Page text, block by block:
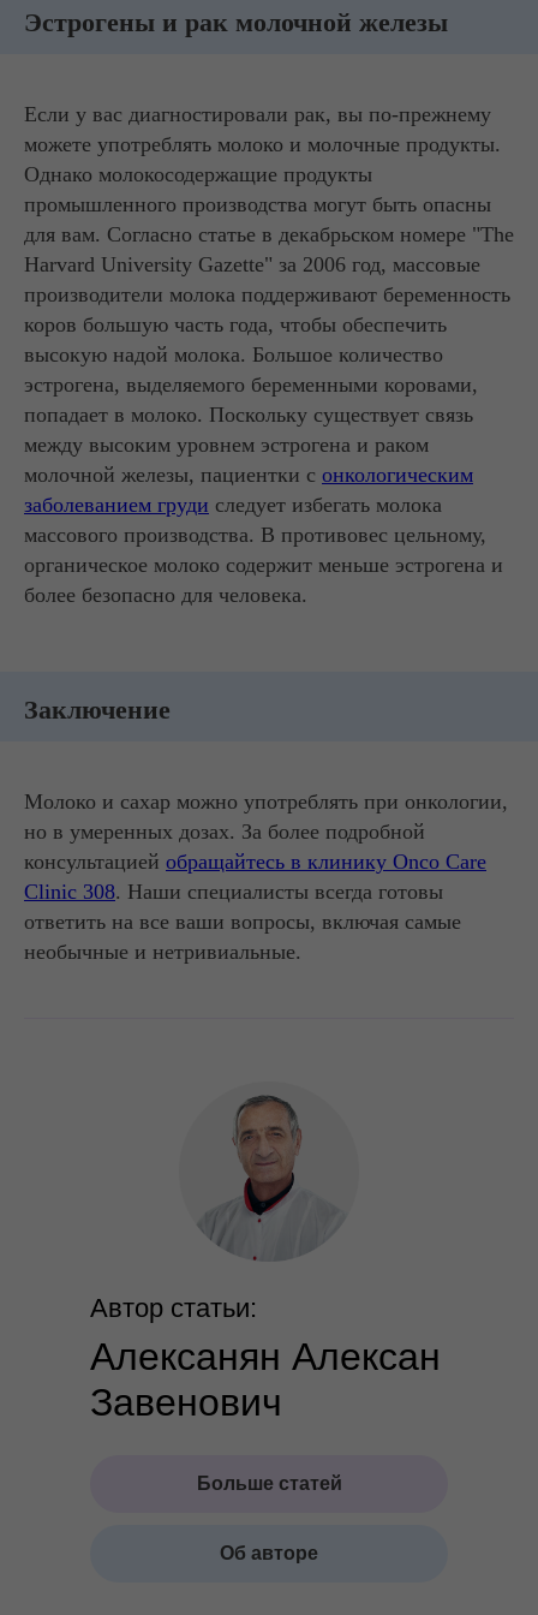
Эстрогены и рак молочной железы
Если у вас диагностировали рак, вы по-прежнему
можете употреблять молоко и молочные продукты.
Однако молокосодержащие продукты
промышленного производства могут быть опасны
для вам. Согласно статье в декабрьском номере "The
Harvard University Gazette" за 2006 год, массовые
производители молока поддерживают беременность
коров большую часть года, чтобы обеспечить
высокую надой молока. Большое количество
эстрогена, выделяемого беременными коровами,
попадает в молоко. Поскольку существует связь
между высоким уровнем эстрогена и раком
молочной железы, пациентки с онкологическим
заболеванием груди следует избегать молока
массового производства. В противовес цельному,
органическое молоко содержит меньше эстрогена и
более безопасно для человека.
Заключение
Молоко и сахар можно употреблять при онкологии,
но в умеренных дозах. За более подробной
консультацией обращайтесь в клинику Onco Care
Clinic 308. Наши специалисты всегда готовы
ответить на все ваши вопросы, включая самые
необычные и нетривиальные.
Автор статьи:
Алексанян Алексан
Завенович
Больше статей
Об авторе